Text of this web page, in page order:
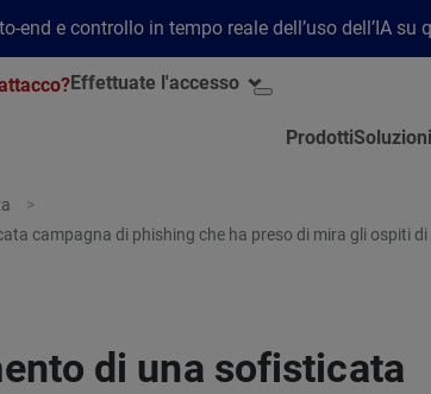
e controllo in tempo reale dell’uso dell’IA su
Effettuate l'accesso
ProdottiSoluzioni
campagna di phishing che ha preso di mira gli ospiti di
di una sofisticata